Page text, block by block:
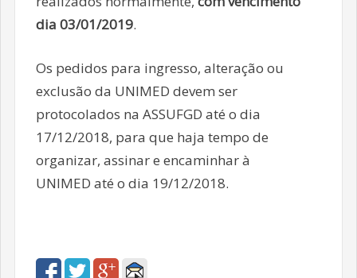
dia 03/01/2019.
Os pedidos para ingresso, alteração ou
exclusão da UNIMED devem ser
protocolados na ASSUFGD até o dia
17/12/2018, para que haja tempo de
organizar, assinar e encaminhar à
UNIMED até o dia 19/12/2018.